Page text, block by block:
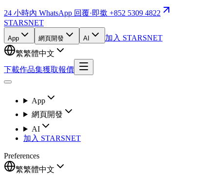
24 小時內 WhatsApp 回覆·即撳 +852 5309 4822
STARSNET
App 網頁開發 AI
加入 STARSNET
繁繁體中文
下載作品集獲取報價
App
網頁開發
AI
加入 STARSNET
Preferences
繁繁體中文